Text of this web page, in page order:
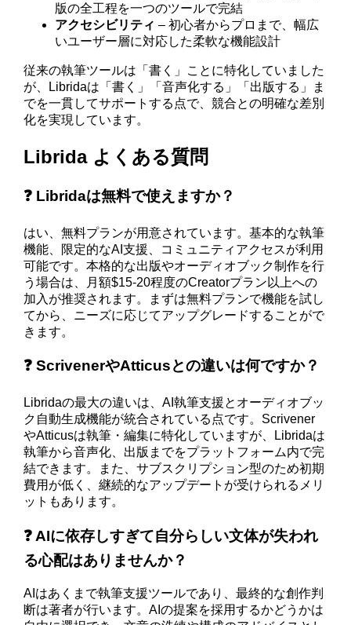
版の全工程を一つのツールで完結
アクセシビリティ – 初心者からプロまで、幅広
いユーザー層に対応した柔軟な機能設計
従来の執筆ツールは「書く」ことに特化していました
が、Libridaは「書く」「音声化する」「出版する」ま
でを一貫してサポートする点で、競合との明確な差別
化を実現しています。
Librida よくある質問
❓ Libridaは無料で使えますか？
はい、無料プランが用意されています。基本的な執筆
機能、限定的なAI支援、コミュニティアクセスが利用
可能です。本格的な出版やオーディオブック制作を行
う場合は、月額$15-20程度のCreatorプラン以上への
加入が推奨されます。まずは無料プランで機能を試し
てから、ニーズに応じてアップグレードすることがで
きます。
❓ ScrivenerやAtticusとの違いは何ですか？
Libridaの最大の違いは、AI執筆支援とオーディオブッ
ク自動生成機能が統合されている点です。Scrivener
やAtticusは執筆・編集に特化していますが、Libridaは
執筆から音声化、出版までをプラットフォーム内で完
結できます。また、サブスクリプション型のため初期
費用が低く、継続的なアップデートが受けられるメリ
ットもあります。
❓ AIに依存しすぎて自分らしい文体が失われ
る心配はありませんか？
AIはあくまで執筆支援ツールであり、最終的な創作判
断は著者が行います。AIの提案を採用するかどうかは